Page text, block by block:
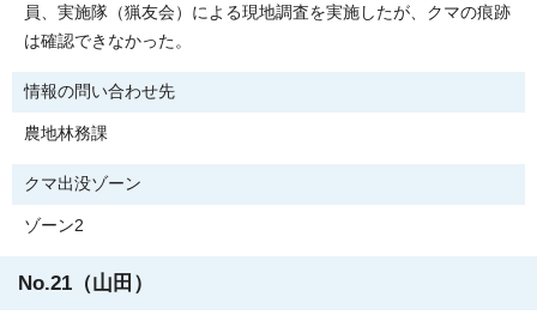
員、実施隊（猟友会）による現地調査を実施したが、クマの痕跡
は確認できなかった。
情報の問い合わせ先
農地林務課
クマ出没ゾーン
ゾーン2
No.21（山田）